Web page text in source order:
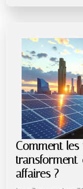
Comment
affaires ?